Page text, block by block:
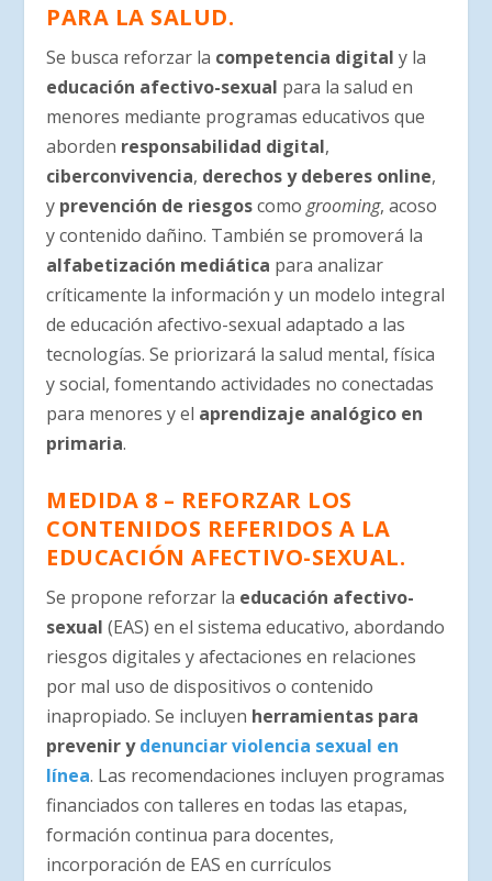
PARA LA SALUD.
Se busca reforzar la competencia digital y la
educación afectivo-sexual para la salud en
menores mediante programas educativos que
aborden responsabilidad digital,
ciberconvivencia, derechos y deberes online,
y prevención de riesgoscomogrooming, acoso
y contenido dañino. También se promoverá la
alfabetización mediática para analizar
críticamente la información y un modelo integral
de educación afectivo-sexual adaptado a las
tecnologías. Se priorizará la salud mental, física
y social, fomentando actividades no conectadas
para menores y el aprendizaje analógico en
primaria.
MEDIDA 8 – REFORZAR LOS
CONTENIDOS REFERIDOS A LA
EDUCACIÓN AFECTIVO-SEXUAL.
Se propone reforzar la educación afectivo-
sexual (EAS) en el sistema educativo, abordando
riesgos digitales y afectaciones en relaciones
por mal uso de dispositivos o contenido
inapropiado. Se incluyen herramientas para
prevenir ydenunciar violencia sexual en
línea. Las recomendaciones incluyen programas
financiados con talleres en todas las etapas,
formación continua para docentes,
incorporación de EAS en currículos